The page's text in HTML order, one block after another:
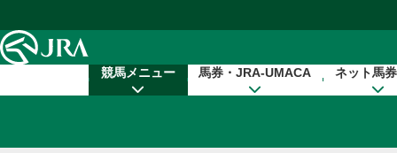
競馬メニュー 馬券・JRA-UMACA ネット馬